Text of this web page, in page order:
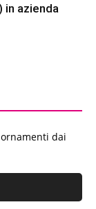
in azienda
dai